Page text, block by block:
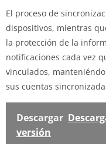
El proceso de
dispositivos, mientras
la protección de la
notificaciones cada vez
vinculados,
sus cuentas
Descargar
versión